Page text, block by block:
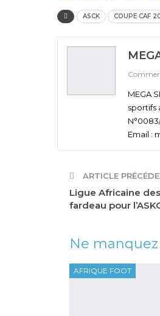
ASCK COUPE CAF
MEGA
sportifs
Email :
ARTICLE
Ligue Africaine
fardeau pour
Ne manquez
AFRIQUE FOOT